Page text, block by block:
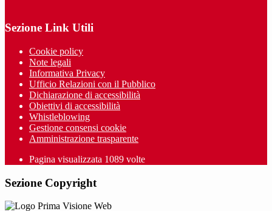
Sezione Link Utili
Cookie policy
Note legali
Informativa Privacy
Ufficio Relazioni con il Pubblico
Dichiarazione di accessibilità
Obiettivi di accessibilità
Whistleblowing
Gestione consensi cookie
Amministrazione trasparente
Pagina visualizzata 1089 volte
Sezione Copyright